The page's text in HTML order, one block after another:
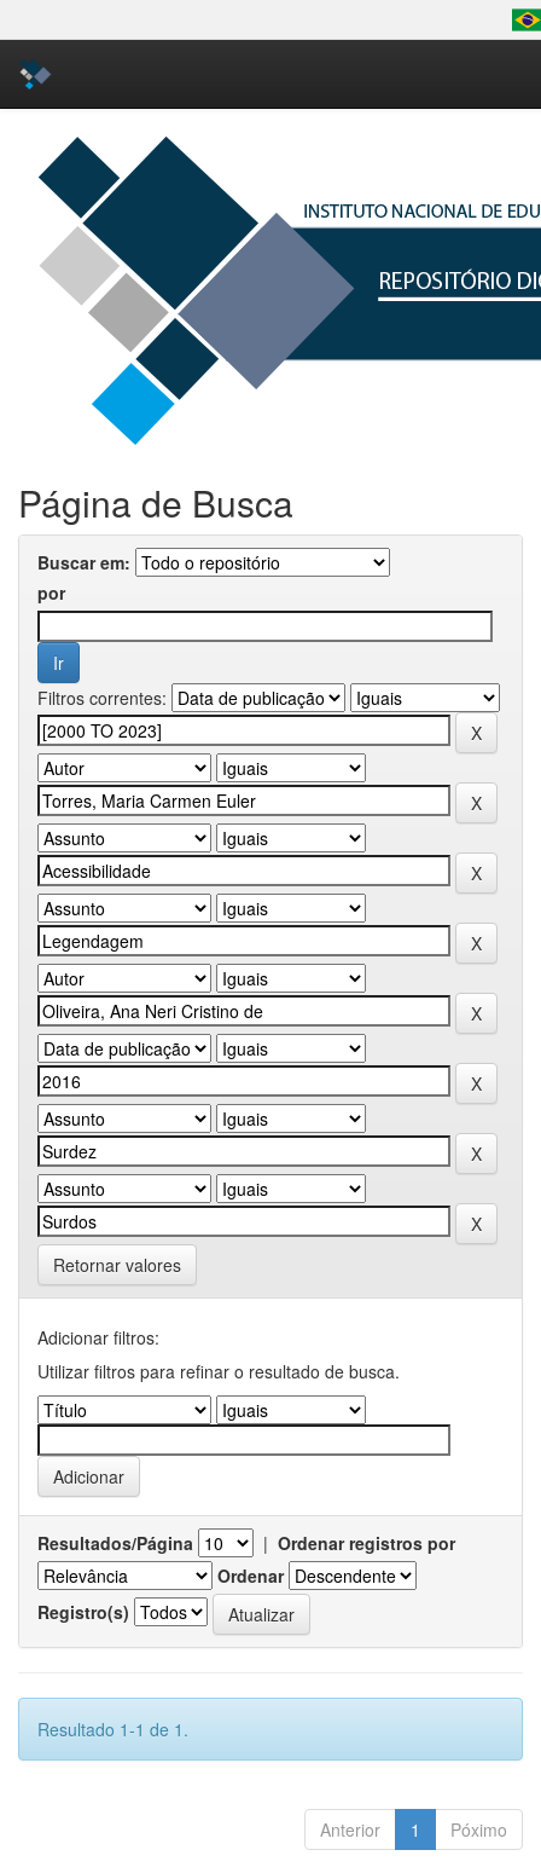
Skip
navigation
Página de Busca
Buscar em:
por
Filtros correntes:
Retornar valores
Adicionar filtros:
Utilizar filtros para refinar o resultado de busca.
Resultados/Página | Ordenar registros por
Ordenar
Registro(s)
Resultado 1-1 de 1.
Anterior 1 Póximo